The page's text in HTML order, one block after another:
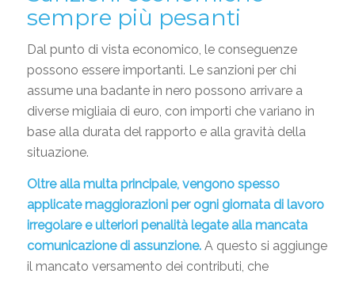
sempre più pesanti
Dal punto di vista economico, le conseguenze
possono essere importanti. Le sanzioni per chi
assume una badante in nero possono arrivare a
diverse migliaia di euro, con importi che variano in
base alla durata del rapporto e alla gravità della
situazione.
Oltre alla multa principale, vengono spesso
applicate maggiorazioni per ogni giornata di lavoro
irregolare e ulteriori penalità legate alla mancata
comunicazione di assunzione.A questo si aggiunge
il mancato versamento dei contributi, che